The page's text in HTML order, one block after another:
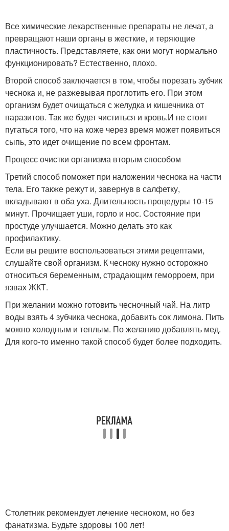
Все химические лекарственные препараты не лечат, а
превращают наши органы в жесткие, и теряющие
пластичность. Представляете, как они могут нормально
функционировать? Естественно, плохо.
Второй способ заключается в том, чтобы порезать зубчик
чеснока и, не разжевывая проглотить его. При этом
организм будет очищаться с желудка и кишечника от
паразитов. Так же будет чиститься и кровь.И не стоит
пугаться того, что на коже через время может появиться
сыпь, это идет очищение по всем фронтам.
Процесс очистки организма вторым способом
Третий способ поможет при наложении чеснока на части
тела. Его также режут и, завернув в салфетку,
вкладывают в оба уха. Длительность процедуры 10-15
минут. Прочищает уши, горло и нос. Состояние при
простуде улучшается. Можно делать это как
профилактику.
Если вы решите воспользоваться этими рецептами,
слушайте свой организм. К чесноку нужно осторожно
относиться беременным, страдающим геморроем, при
язвах ЖКТ.
При желании можно готовить чесночный чай. На литр
воды взять 4 зубчика чеснока, добавить сок лимона. Пить
можно холодным и теплым. По желанию добавлять мед.
Для кого-то именно такой способ будет более подходить.
Столетник рекомендует лечение чесноком, но без
фанатизма. Будьте здоровы 100 лет!